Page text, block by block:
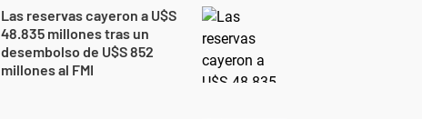
Las reservas cayeron a U$S
48.835 millones tras un
desembolso de U$S 852
millones al FMI